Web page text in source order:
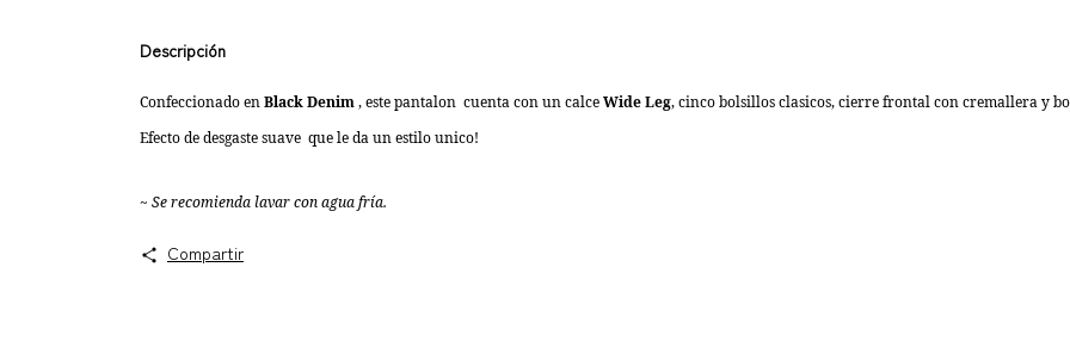
Descripción
Confeccionado enBlack Denim, este pantalon cuenta con un calceWide Leg, cinco bolsillos clasicos, cierre frontal con cremallera y
Efecto de desgaste suave que le da un estilo unico!
~ Se recomienda lavar con agua fría.
Compartir